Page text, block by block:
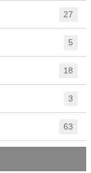
27
5
18
3
63